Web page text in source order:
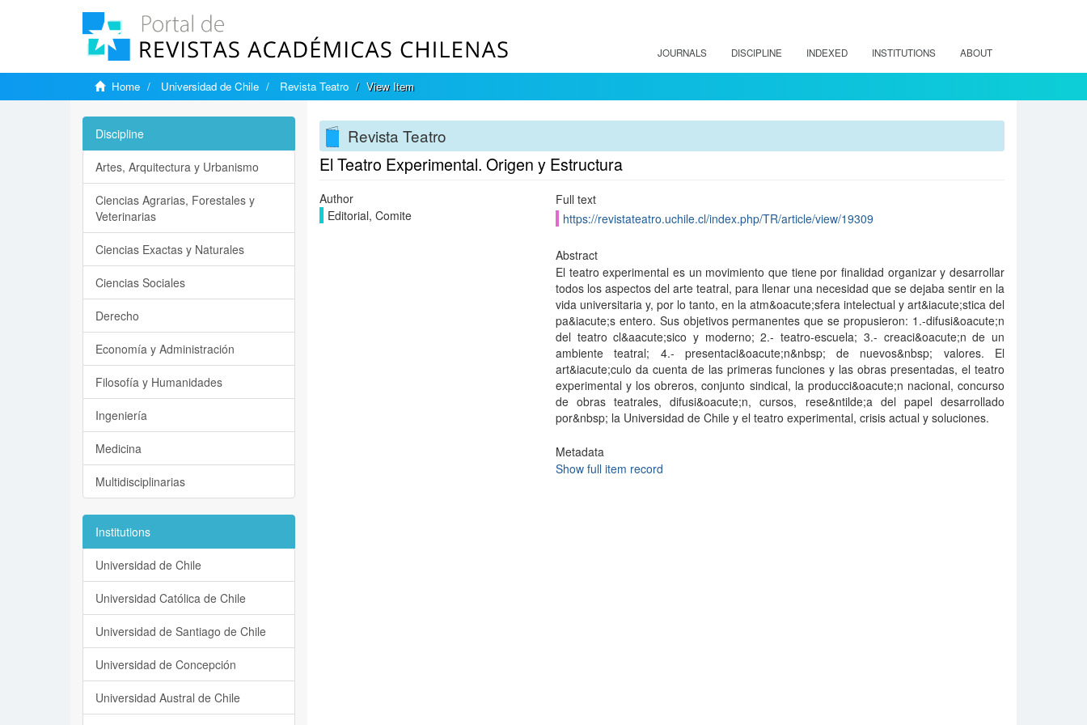
JOURNALS DISCIPLINE INDEXED INSTITUTIONS ABOUT
Home Universidad de Chile Revista Teatro View Item
Revista Teatro
El Teatro Experimental. Origen y Estructura
Author
Editorial, Comite
Full text
https://revistateatro.uchile.cl/index.php/TR/article/view/19309
Abstract
El teatro experimental es un movimiento que tiene por finalidad organizar y desarrollar
todos los aspectos del arte teatral, para llenar una necesidad que se dejaba sentir en la
vida universitaria y, por lo tanto, en la atm&oacute;sfera intelectual y art&iacute;stica del
pa&iacute;s entero. Sus objetivos permanentes que se propusieron: 1.-difusi&oacute;n
del teatro cl&aacute;sico y moderno; 2.- teatro-escuela; 3.- creaci&oacute;n de un
ambiente teatral; 4.- presentaci&oacute;n&nbsp; de nuevos&nbsp; valores. El
art&iacute;culo da cuenta de las primeras funciones y las obras presentadas, el teatro
experimental y los obreros, conjunto sindical, la producci&oacute;n nacional, concurso
de obras teatrales, difusi&oacute;n, cursos, rese&ntilde;a del papel desarrollado
por&nbsp; la Universidad de Chile y el teatro experimental, crisis actual y soluciones.
Metadata
Show full item record
Discipline
Artes, Arquitectura y Urbanismo
Ciencias Agrarias, Forestales y
Veterinarias
Ciencias Exactas y Naturales
Ciencias Sociales
Derecho
Economía y Administración
Filosofía y Humanidades
Ingeniería
Medicina
Multidisciplinarias
Institutions
Universidad de Chile
Universidad Católica de Chile
Universidad de Santiago de Chile
Universidad de Concepción
Universidad Austral de Chile